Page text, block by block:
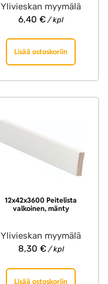
Ylivieskan myymälä
6,40 € / kpl
Lisää ostoskoriin
12x42x3600 Peitelista
valkoinen, mänty
Ylivieskan myymälä
8,30 €/ kpl
Lisää ostoskoriin